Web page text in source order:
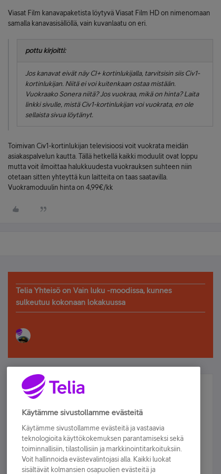
Viasat Film kanavapaketista löytyvä Viasat Film HD on nimenomaan
samalla kanavasisällöllä, vain kuvanlaatu on eri.
pottu kirjoitti:
Jos kanavat eivät näy CI+ kortinlukijalla, tarvitsisin siis Civ1-
kortinlukijan. Niitä ei voi kuitenkaan ostaa mistään.
Vuokraako Sonera niitä? Jos vuokraa, mikä on hinta? Laita
linkki sivulle, mistä Civ1-kortinlukijan voi vuokrata, en ole
sellaista sivua löytänyt.
Toimivan Civ1-kortinlukijan televisioosi voit vuokrata meidän
asiakaspalvelun kautta. Tällä hetkellä kaikki moduulit ovat loppu
mutta voit ilmoittaa halukkuudesta vuokrauksen suhteen niin
otetaan sitten yhteyttä kun laitteita on taas saatavilla.
Vuokramoduulin hinta on 4,99€/kk
Telia Yhteisö on Vain luku -moodissa, kunnes
sulkeutuu kokonaan lokakuussa
Älä jää paitsi – osallistu ja voita!
Tilaa Telian uutiskirje ja olet mukana arvonnassa.
sähköpostiisi.
Tilaa nyt
Käytämme sivustollamme evästeitä
Käytämme sivustollamme evästeitä ja vastaavia
teknologioita käyttökokemuksen parantamiseksi sekä
toiminnallisiin, tilastollisiin ja markkinointitarkoituksiin.
Voit hallinnoida evästevalintojasi alla. Kaikki luokat
sisältävät kolmansien osapuolien evästeitä ja